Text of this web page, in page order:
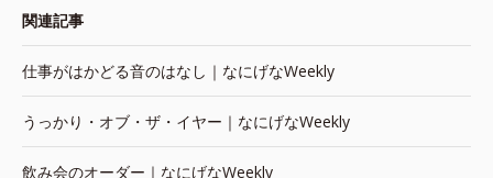
関連記事
仕事がはかどる音のはなし｜なにげなWeekly
うっかり・オブ・ザ・イヤー｜なにげなWeekly
飲み会のオーダー｜なにげなWeekly